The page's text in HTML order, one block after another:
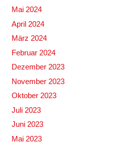
Mai 2024
April 2024
März 2024
Februar 2024
Dezember 2023
November 2023
Oktober 2023
Juli 2023
Juni 2023
Mai 2023